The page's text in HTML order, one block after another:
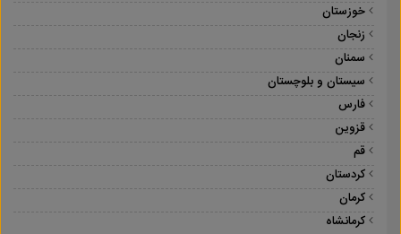
خوزستان
زنجان
سمنان
سیستان و بلوچستان
فارس
قزوین
قم
کردستان
کرمان
کرمانشاه